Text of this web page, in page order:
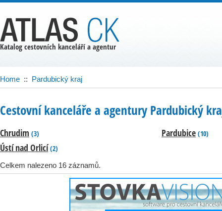
Home :: Pardubický kraj
Cestovní kanceláře a agentury Pardubický
Chrudim (3) Pardubice (10)
Ústí nad Orlicí (2)
Celkem nalezeno 16 záznamů.
Katalog cestovních kanceláří a agentur